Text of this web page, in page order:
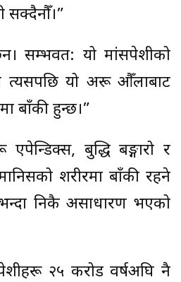
सक्दैनौँ।”
सम्भवत: यो मांसपेशीको
त्यसपछि यो अरू औँलाबाट
बाँकी हुन्छ।”
बुद्धि बङ्गारो र
शरीरमा बाँकी रहने
निकै असाधारण भएको
२५ करोड वर्षअघि नै